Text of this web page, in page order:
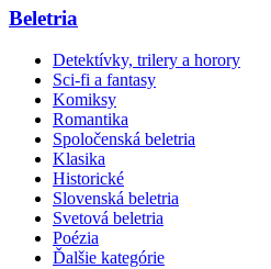
Beletria
Detektívky, trilery a horory
Sci-fi a fantasy
Komiksy
Romantika
Spoločenská beletria
Klasika
Historické
Slovenská beletria
Svetová beletria
Poézia
Ďalšie kategórie